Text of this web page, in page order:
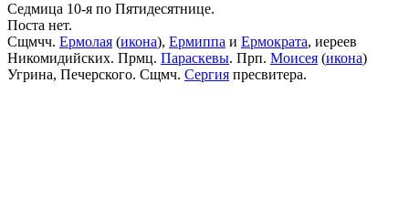
Седмица 10-я по Пятидесятнице.
Поста нет.
Сщмчч. Ермолая (икона), Ермиппа и Ермократа, иереев
Никомидийских. Прмц. Параскевы. Прп. Моисея (икона)
Угрина, Печерского. Сщмч. Сергия пресвитера.